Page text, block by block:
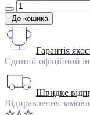
До кошика
Гарантія
Єдиний офіційний
Швидке
Відправлення